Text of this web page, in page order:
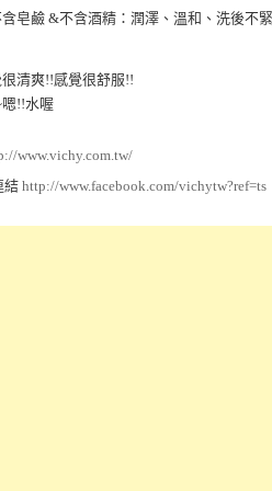
皂鹼 &不含酒精：潤澤、溫和、洗後不
清爽!!感覺很舒服!!
!!水喔
www.vichy.com.tw/
結 http://www.facebook.com/vichytw?ref=ts